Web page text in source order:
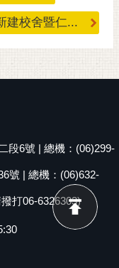
建校舍暨仁...
段6號 | 總機：(06)299-
號 | 總機：(06)632-
打06-6326303)